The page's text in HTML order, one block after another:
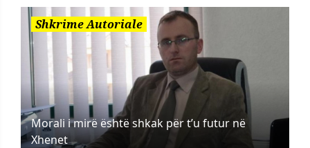
Shkrime Autoriale
Morali i mirë është shkak për t’u futur në
Xhenet